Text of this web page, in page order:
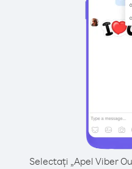
Selectați „Apel Viber